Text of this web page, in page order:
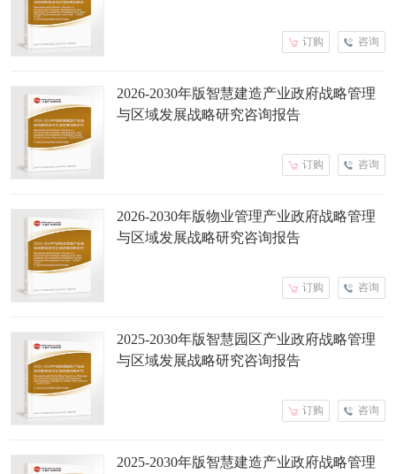
咨询
订购
2026-2030年版智慧建造产业政府战略管理
与区域发展战略研究咨询报告
咨询
订购
2026-2030年版物业管理产业政府战略管理
与区域发展战略研究咨询报告
咨询
订购
2025-2030年版智慧园区产业政府战略管理
与区域发展战略研究咨询报告
咨询
订购
2025-2030年版智慧建造产业政府战略管理